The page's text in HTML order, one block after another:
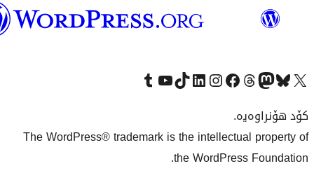
وۆردپرێس
بەکوردی